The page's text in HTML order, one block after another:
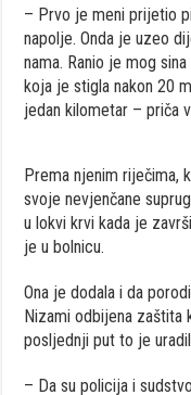
– Prvo je meni prijetio
napolje. Onda je uzeo
nama. Ranio je mog
koja je stigla nakon 20
jedan kilometar – priča
Prema njenim riječima,
svoje nevjenčane
u lokvi krvi kada je
je u bolnicu.
Ona je dodala i da
Nizami odbijena zaštita
posljednji put to je
– Da su policija i